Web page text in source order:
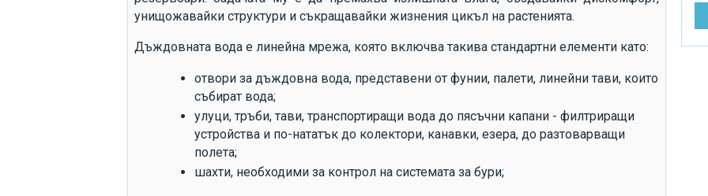
унищожавайки структури и съкращавайки жизнения цикъл на растенията.
Дъждовната вода е линейна мрежа, която включва такива стандартни елементи като:
отвори за дъждовна вода, представени от фунии, палети, линейни тави, които
събират вода;
улуци, тръби, тави, транспортиращи вода до пясъчни капани - филтриращи
устройства и по-нататък до колектори, канавки, езера, до разтоварващи
полета;
шахти, необходими за контрол на системата за бури;